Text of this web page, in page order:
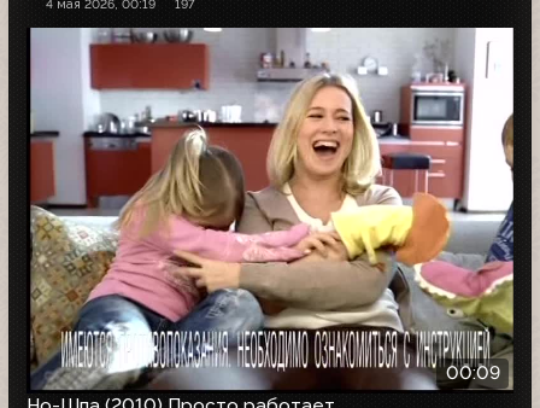
4 мая 2026, 00:19 197
00:09